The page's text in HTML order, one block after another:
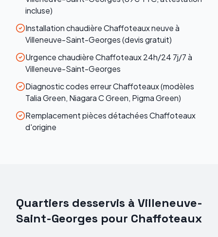
incluse)
Installation chaudière Chaffoteaux neuve à
Villeneuve-Saint-Georges (devis gratuit)
Urgence chaudière Chaffoteaux 24h/24 7j/7 à
Villeneuve-Saint-Georges
Diagnostic codes erreur Chaffoteaux (modèles
Talia Green, Niagara C Green, Pigma Green)
Remplacement pièces détachées Chaffoteaux
d'origine
Quartiers desservis à Villeneuve-
Saint-Georges pour Chaffoteaux